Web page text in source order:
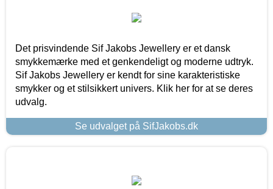
Det prisvindende Sif Jakobs Jewellery er et dansk
smykkemærke med et genkendeligt og moderne udtryk.
Sif Jakobs Jewellery er kendt for sine karakteristiske
smykker og et stilsikkert univers. Klik her for at se deres
udvalg.
Se udvalget på SifJakobs.dk